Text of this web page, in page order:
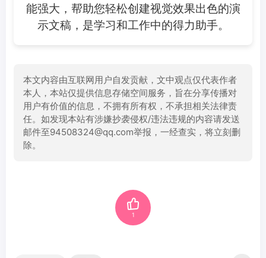
能强大，帮助您轻松创建视觉效果出色的演
示文稿，是学习和工作中的得力助手。
本文内容由互联网用户自发贡献，文中观点仅代表作者
本人，本站仅提供信息存储空间服务，旨在分享传播对
用户有价值的信息，不拥有所有权，不承担相关法律责
任。如发现本站有涉嫌抄袭侵权/违法违规的内容请发送
邮件至94508324@qq.com举报，一经查实，将立刻删
除。
1